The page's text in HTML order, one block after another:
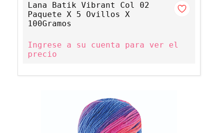
Lana Batik Vibrant Col 02
Paquete X 5 Ovillos X
100Gramos
Ingrese a su cuenta para ver el
precio